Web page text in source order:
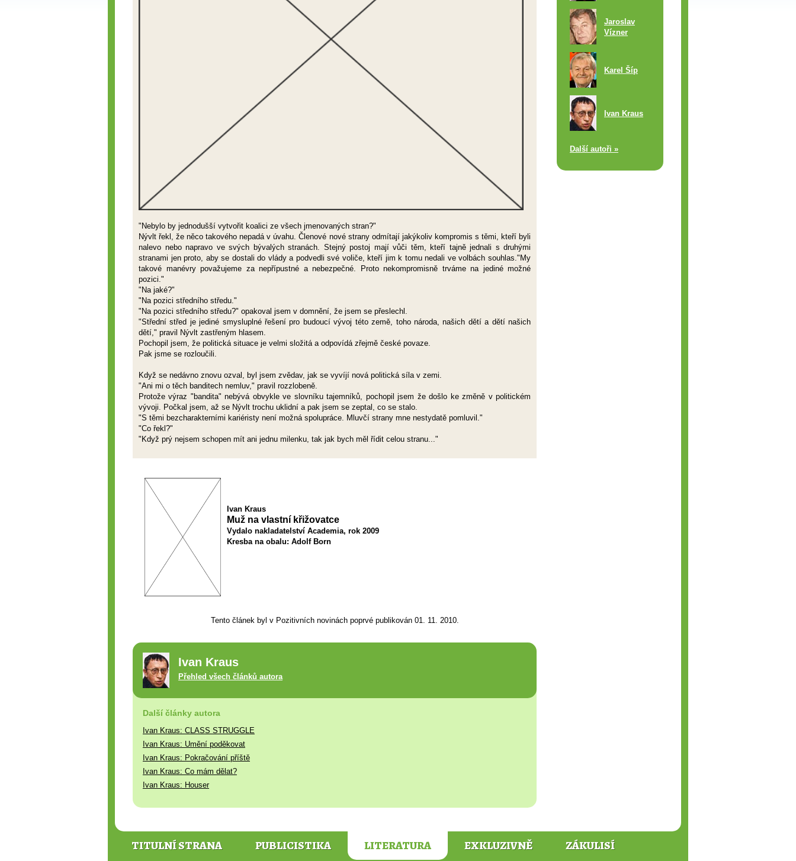
"Nebylo by jednodušší vytvořit koalici ze všech jmenovaných stran?"
Nývlt řekl, že něco takového nepadá v úvahu. Členové nové strany odmítají jakýkoliv kompromis s těmi, kteří byli
nalevo nebo napravo ve svých bývalých stranách. Stejný postoj mají vůči těm, kteří tajně jednali s druhými
stranami jen proto, aby se dostali do vlády a podvedli své voliče, kteří jim k tomu nedali ve volbách souhlas."My
takové manévry považujeme za nepřípustné a nebezpečné. Proto nekompromisně trváme na jediné možné
pozici."
"Na jaké?"
"Na pozici středního středu."
"Na pozici středního středu?" opakoval jsem v domnění, že jsem se přeslechl.
"Střední střed je jediné smysluplné řešení pro budoucí vývoj této země, toho národa, našich dětí a dětí našich
dětí," pravil Nývlt zastřeným hlasem.
Pochopil jsem, že politická situace je velmi složitá a odpovídá zřejmě české povaze.
Pak jsme se rozloučili.
Když se nedávno znovu ozval, byl jsem zvědav, jak se vyvíjí nová politická síla v zemi.
"Ani mi o těch banditech nemluv," pravil rozzlobeně.
Protože výraz "bandita" nebývá obvykle ve slovníku tajemníků, pochopil jsem že došlo ke změně v politickém
vývoji. Počkal jsem, až se Nývlt trochu uklidní a pak jsem se zeptal, co se stalo.
"S těmi bezcharakterními kariéristy není možná spolupráce. Mluvčí strany mne nestydatě pomluvil."
"Co řekl?"
"Když prý nejsem schopen mít ani jednu milenku, tak jak bych měl řídit celou stranu..."
Ivan Kraus
Muž na vlastní křižovatce
Vydalo nakladatelství Academia, rok 2009
Kresba na obalu: Adolf Born
Tento článek byl v Pozitivních novinách poprvé publikován 01. 11. 2010.
Ivan Kraus
Přehled všech článků autora
Další články autora
Ivan Kraus: CLASS STRUGGLE
Ivan Kraus: Umění poděkovat
Ivan Kraus: Pokračování příště
Ivan Kraus: Co mám dělat?
Ivan Kraus: Houser
Jaroslav
Vízner
Karel Šíp
Ivan Kraus
Další autoři »
TITULNÍ STRANA PUBLICISTIKA LITERATURA EXKLUZIVNĚ ZÁKULISÍ